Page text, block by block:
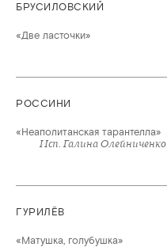
БРУСИЛОВСКИЙ
«Две ласточки»
РОССИНИ
«Неаполитанская тарантелла»
Исп. Галина Олейниченко
ГУРИЛЁВ
«Матушка, голубушка»